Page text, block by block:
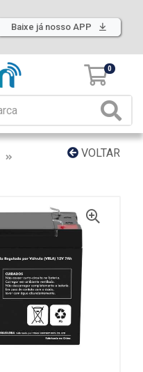
Baixe já nosso APP
0
VOLTAR